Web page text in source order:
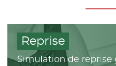
Reprise
Simulation de reprise